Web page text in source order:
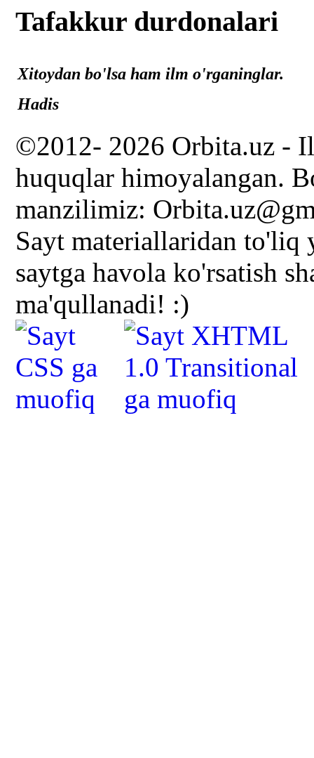
Tafakkur durdonalari
Xitoydan bo'lsa ham ilm o'rganinglar.
Hadis
©2012- 2026 Orbita.uz -
huquqlar himoyalangan.
manzilimiz:
Sayt materiallaridan
saytga havola ko'rsatish
ma'qullanadi! :)